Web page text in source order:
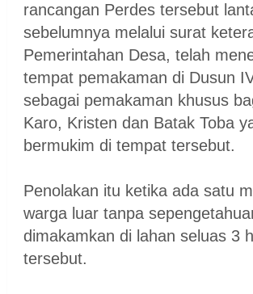
rancangan Perdes tersebut
sebelumnya melalui surat
Pemerintahan Desa, telah
tempat pemakaman di Dusun
sebagai pemakaman khusus
Karo, Kristen dan Batak Toba
bermukim di tempat tersebut.
Penolakan itu ketika ada satu
warga luar tanpa
dimakamkan di lahan seluas 3
tersebut.